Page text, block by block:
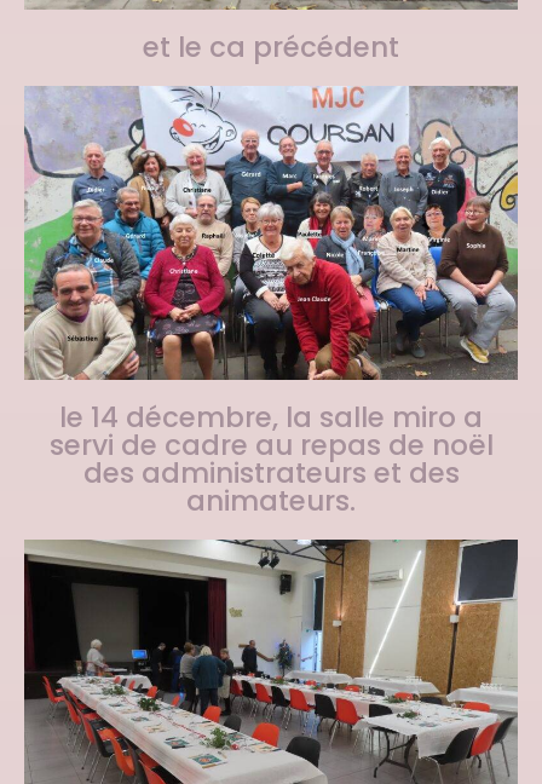
et le ca précédent
le 14 décembre, la salle miro a
servi de cadre au repas de noël
des administrateurs et des
animateurs.